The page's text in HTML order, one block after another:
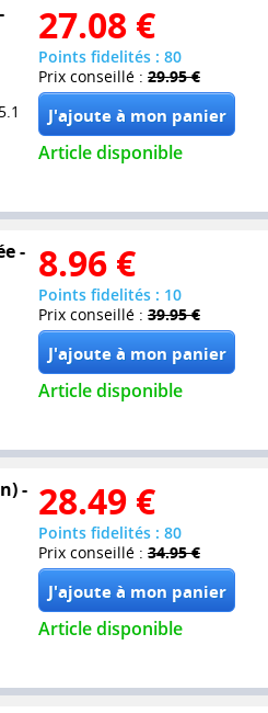
27.08 €
Points fidelités : 80
Prix conseillé : 29.95 €
Article disponible
- 8.96 €
Points fidelités : 10
Prix conseillé : 39.95 €
Article disponible
- 28.49 €
Points fidelités : 80
Prix conseillé : 34.95 €
Article disponible